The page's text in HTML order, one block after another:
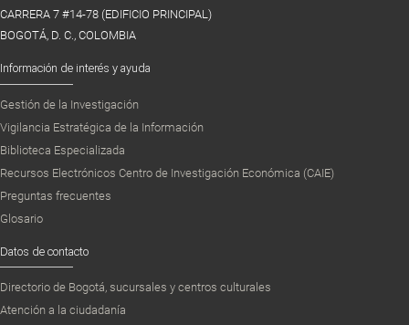
CARRERA 7 #14-78 (EDIFICIO PRINCIPAL)
BOGOTÁ, D. C., COLOMBIA
Información de interés y ayuda
Gestión de la Investigación
Vigilancia Estratégica de la Información
Biblioteca Especializada
Recursos Electrónicos Centro de Investigación Económica (CAIE)
Preguntas frecuentes
Glosario
Datos de contacto
Directorio de Bogotá, sucursales y centros culturales
Atención a la ciudadanía